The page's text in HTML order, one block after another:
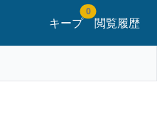
キープ
0
閲覧履歴